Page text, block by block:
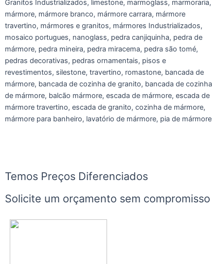
Granitos Industrializados, limestone, marmoglass, marmoraria,
mármore, mármore branco, mármore carrara, mármore
travertino, mármores e granitos, mármores Industrializados,
mosaico portugues, nanoglass, pedra canjiquinha, pedra de
mármore, pedra mineira, pedra miracema, pedra são tomé,
pedras decorativas, pedras ornamentais, pisos e
revestimentos, silestone, travertino, romastone, bancada de
mármore, bancada de cozinha de granito, bancada de cozinha
de mármore, balcão mármore, escada de mármore, escada de
mármore travertino, escada de granito, cozinha de mármore,
mármore para banheiro, lavatório de mármore, pia de mármore
Temos Preços Diferenciados
Solicite um orçamento sem compromisso